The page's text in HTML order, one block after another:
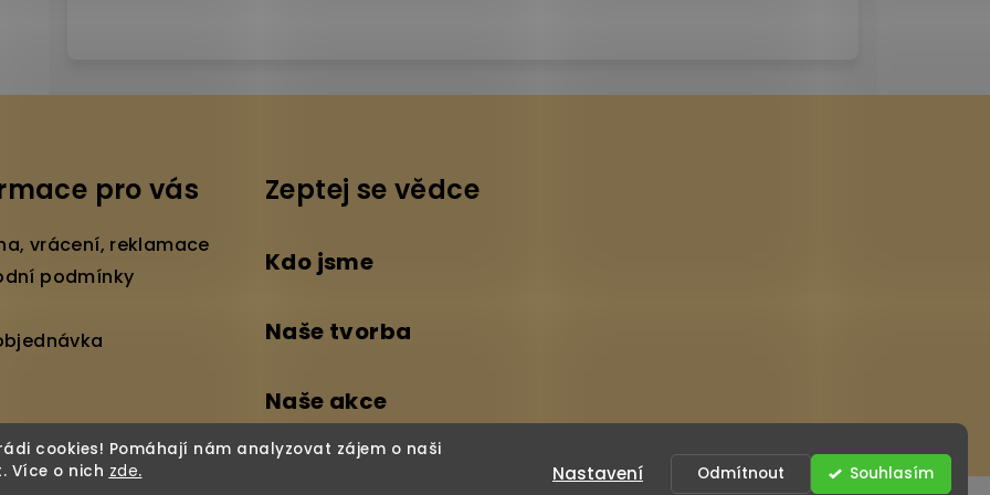
cookies! Pomáhají nám analyzovat zájem o naši
Více o nich zde. Souhlasím
Odmítnout
Nastavení
pro vás
vrácení, reklamace
podmínky
Zeptej se vědce
Kdo jsme
Naše tvorba
Naše akce